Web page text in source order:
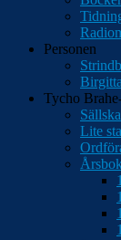
Personen
Tycho
Lite